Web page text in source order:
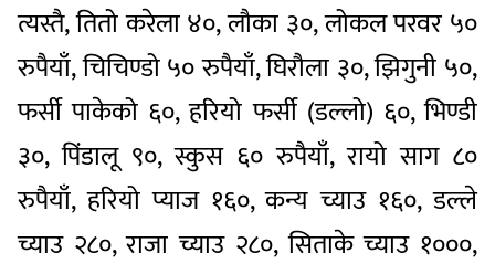
त्यस्तै, तितो करेला ४०, लौका ३०, लोकल परवर ५०
रुपैयाँ, चिचिण्डो ५० रुपैयाँ, घिरौला ३०, झिगुनी ५०,
फर्सी पाकेको ६०, हरियो फर्सी (डल्लो) ६०, भिण्डी
३०, पिंडालू ९०, स्कुस ६० रुपैयाँ, रायो साग ८०
रुपैयाँ, हरियो प्याज १६०, कन्य च्याउ १६०, डल्ले
च्याउ २८०, राजा च्याउ २८०, सिताके च्याउ १०००,